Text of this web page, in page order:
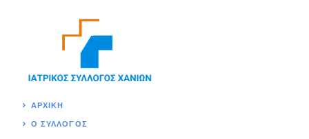
ΑΡΧΙΚΉ
Ο ΣΥΛΛΟΓΟΣ